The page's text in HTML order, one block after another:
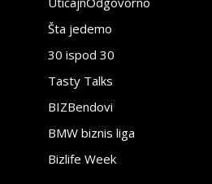
Šta jedemo
30 ispod 30
Tasty Talks
BIZBendovi
BMW biznis liga
Bizlife Week